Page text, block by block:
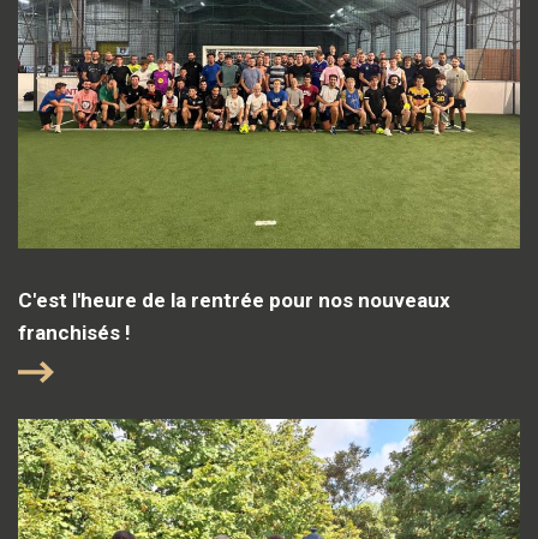
C'est l'heure de la rentrée pour nos nouveaux
franchisés !